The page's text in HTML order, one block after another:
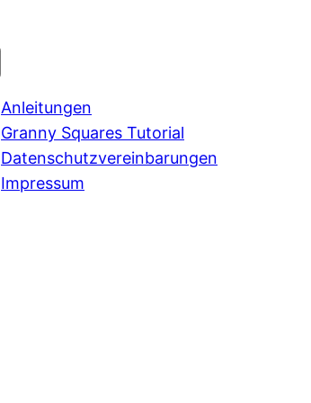
Anleitungen
Granny Squares Tutorial
Datenschutzvereinbarungen
Impressum